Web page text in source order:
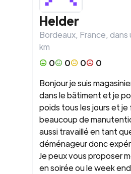
Helder
Bordeaux, France, dans
km
0
0 0
0
Bonjour je suis
dans le bâtiment et je
poids tous les jours et je
beaucoup de
aussi travaillé en tant
déménageur donc
Je peux vous proposer
en soirée ou le week